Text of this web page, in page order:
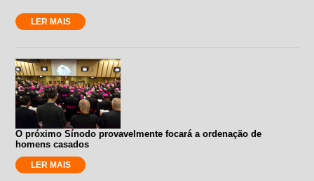
LER MAIS
O próximo Sínodo provavelmente focará a ordenação de
homens casados
LER MAIS